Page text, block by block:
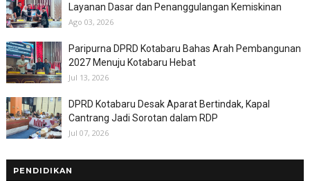
Layanan Dasar dan Penanggulangan Kemiskinan
Ago 03, 2026
Paripurna DPRD Kotabaru Bahas Arah Pembangunan
2027 Menuju Kotabaru Hebat
Jul 13, 2026
DPRD Kotabaru Desak Aparat Bertindak, Kapal
Cantrang Jadi Sorotan dalam RDP
Jul 07, 2026
PENDIDIKAN